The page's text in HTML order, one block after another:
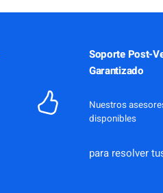
Soporte Post-
Garantizado
Nuestros
disponibles
para resolver